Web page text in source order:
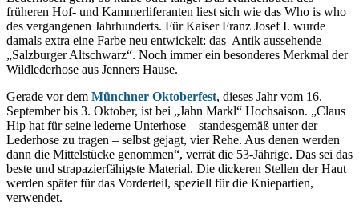
früheren Hof- und Kammerliferanten liest sich wie das Who is who
des vergangenen Jahrhunderts. Für Kaiser Franz Josef I. wurde
damals extra eine Farbe neu entwickelt: das Antik aussehende
„Salzburger Altschwarz“. Noch immer ein besonderes Merkmal der
Wildlederhose aus Jenners Hause.
Gerade vor dem Münchner Oktoberfest, dieses Jahr vom 16.
September bis 3. Oktober, ist bei „Jahn Markl“ Hochsaison. „Claus
Hip hat für seine lederne Unterhose – standesgemäß unter der
Lederhose zu tragen – selbst gejagt, vier Rehe. Aus denen werden
dann die Mittelstücke genommen“, verrät die 53-Jährige. Das sei das
beste und strapazierfähigste Material. Die dickeren Stellen der Haut
werden später für das Vorderteil, speziell für die Kniepartien,
verwendet.